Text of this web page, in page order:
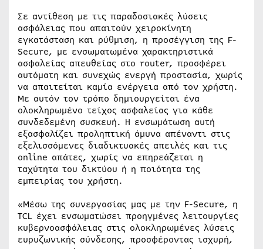
Σε αντίθεση με τις παραδοσιακές λύσεις
ασφάλειας που απαιτούν χειροκίνητη
εγκατάσταση και ρύθμιση, η προσέγγιση της F-
Secure, με ενσωματωμένα χαρακτηριστικά
ασφαλείας απευθείας στο router, προσφέρει
αυτόματη και συνεχώς ενεργή προστασία, χωρίς
να απαιτείται καμία ενέργεια από τον χρήστη.
Με αυτόν τον τρόπο δημιουργείται ένα
ολοκληρωμένο τείχος ασφαλείας για κάθε
συνδεδεμένη συσκευή. Η ενσωμάτωση αυτή
εξασφαλίζει προληπτική άμυνα απέναντι στις
εξελισσόμενες διαδικτυακές απειλές και τις
online απάτες, χωρίς να επηρεάζεται η
ταχύτητα του δικτύου ή η ποιότητα της
εμπειρίας του χρήστη.
«Μέσω της συνεργασίας μας με την F-Secure, η
TCL έχει ενσωματώσει προηγμένες λειτουργίες
κυβερνοασφάλειας στις ολοκληρωμένες λύσεις
ευρυζωνικής σύνδεσης, προσφέροντας ισχυρή,